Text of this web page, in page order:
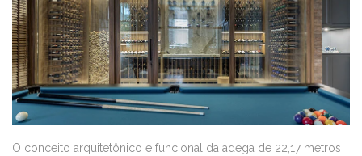
O conceito arquitetônico e funcional da adega de 22,17 metros